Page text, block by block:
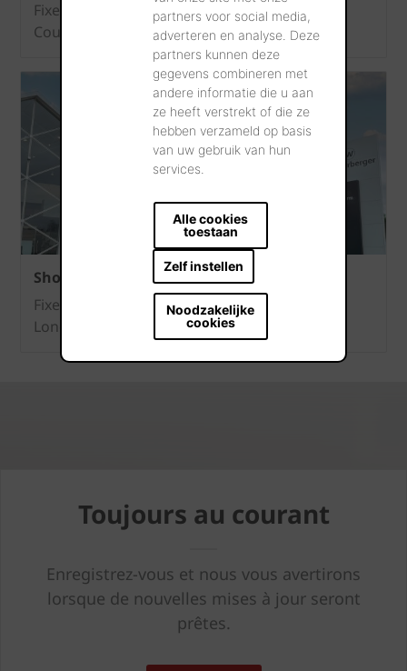
partners voor social media,
adverteren en analyse. Deze
partners kunnen deze
gegevens combineren met
andere informatie die u aan
ze heeft verstrekt of die ze
hebben verzameld op basis
van uw gebruik van hun
services.
Alle cookies
toestaan
Zelf instellen
Noodzakelijke
cookies
Fixez votre rendez-vous à notre showroom à
Courtrai.
Showroom Londerzeel
Fixez votre rendez-vous à notre showroom à
Londerzeel.
Toujours au courant
Enregistrez-vous et nous vous avertirons
lorsque de nouvelles mises à jour seront
prêtes.